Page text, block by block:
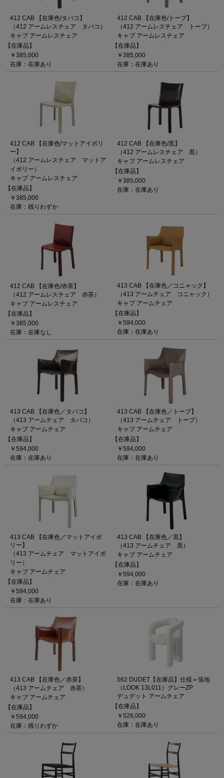
412 CAB 【在庫色/タバコ】
（412 アームレスチェア タバコ）
キャブ アームレスチェア
【在庫品】
￥385,000
在庫：在庫あり
412 CAB 【在庫色/トープ】
（412 アームレスチェア トープ）
キャブ アームレスチェア
【在庫品】
￥385,000
在庫：在庫あり
412 CAB 【在庫色/マットアイボリ
ー】
（412 アームレスチェア マットア
イボリー）
キャブ アームレスチェア
【在庫品】
￥385,000
在庫：残りわずか
412 CAB 【在庫色/黒】
（412 アームレスチェア 黒）
キャブ アームレスチェア
【在庫品】
￥385,000
在庫：在庫あり
412 CAB 【在庫色/赤茶】
（412 アームレスチェア 赤茶）
キャブ アームレスチェア
【在庫品】
￥385,000
在庫：在庫なし
413 CAB 【在庫色／コニャック】
（413 アームチェア コニャック）
キャブ アームチェア
【在庫品】
￥594,000
在庫：在庫あり
413 CAB 【在庫色／タバコ】
（413 アームチェア タバコ）
キャブ アームチェア
【在庫品】
￥594,000
在庫：在庫あり
413 CAB 【在庫色／トープ】
（413 アームチェア トープ）
キャブ アームチェア
【在庫品】
￥594,000
在庫：在庫あり
413 CAB 【在庫色／マットアイボ
リー】
（413 アームチェア マットアイボ
リー）
キャブ アームチェア
【在庫品】
￥594,000
在庫：在庫あり
413 CAB 【在庫色／黒】
（413 アームチェア 黒）
キャブ アームチェア
【在庫品】
￥594,000
在庫：在庫あり
413 CAB 【在庫色／赤茶】
（413 アームチェア 赤茶）
キャブ アームチェア
【在庫品】
￥594,000
在庫：残りわずか
562 DUDET【在庫品】仕様＝張地
（LOOK 13L011）グレーZP
デュデット アームチェア
【在庫品】
￥528,000
在庫：在庫あり